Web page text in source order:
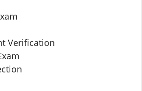
Verification